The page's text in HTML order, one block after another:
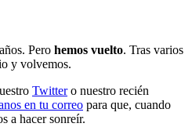
Pero hemos vuelto. Tras varios
y volvemos.
Twittero nuestro recién
en tu correo para que, cuando
a hacer sonreír.